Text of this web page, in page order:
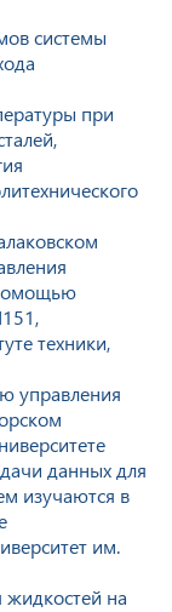
системы
при
техники,
управления
данных для
изучаются в
им.
на